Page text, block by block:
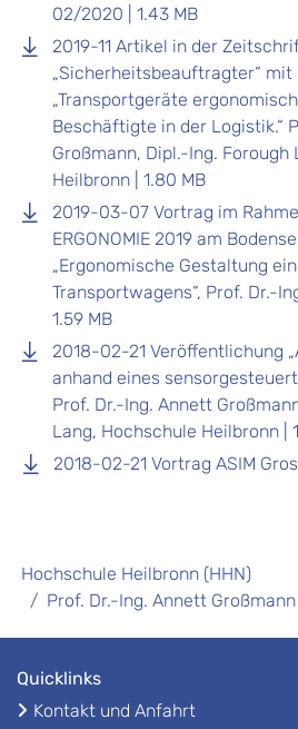
02/2020 | 1.43 MB
2019-11 Artikel in der
„Sicherheitsbeauftragter“ mit
„Transportgeräte
Beschäftigte in der Logistik.“
Großmann, Dipl.-Ing. Forough
Heilbronn | 1.80 MB
2019-03-07 Vortrag im
ERGONOMIE 2019 am
„Ergonomische Gestaltung
Transportwagens“, Prof. Dr.-
1.59 MB
2018-02-21 Veröffentlichung
anhand eines
Prof. Dr.-Ing. Annett
Lang, Hochschule Heilbronn |
2018-02-21 Vortrag ASIM
Hochschule Heilbronn (HHN)
Prof. Dr.-Ing. Annett Großmann
Quicklinks
Kontakt und Anfahrt